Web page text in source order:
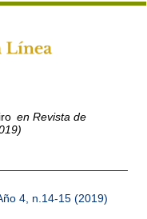
en Revista de
4, n.14-15 (2019)